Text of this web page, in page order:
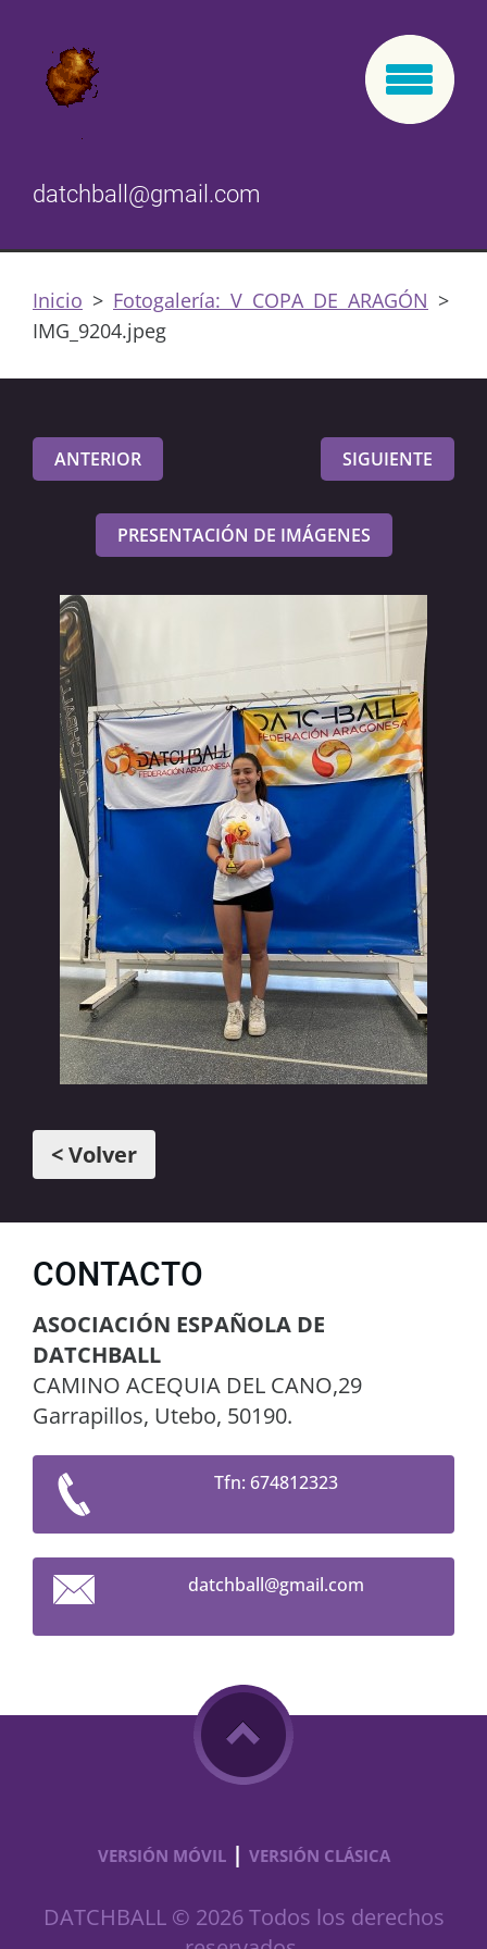
datchball@gmail.com
Inicio > Fotogalería: V COPA DE ARAGÓN >
IMG_9204.jpeg
ANTERIOR SIGUIENTE
PRESENTACIÓN DE IMÁGENES
< Volver
CONTACTO
ASOCIACIÓN ESPAÑOLA DE
DATCHBALL
CAMINO ACEQUIA DEL CANO,29
Garrapillos, Utebo, 50190.
Tfn: 674812323
datchball@gmail.com
VERSIÓN MÓVIL | VERSIÓN CLÁSICA
DATCHBALL © 2026 Todos los derechos